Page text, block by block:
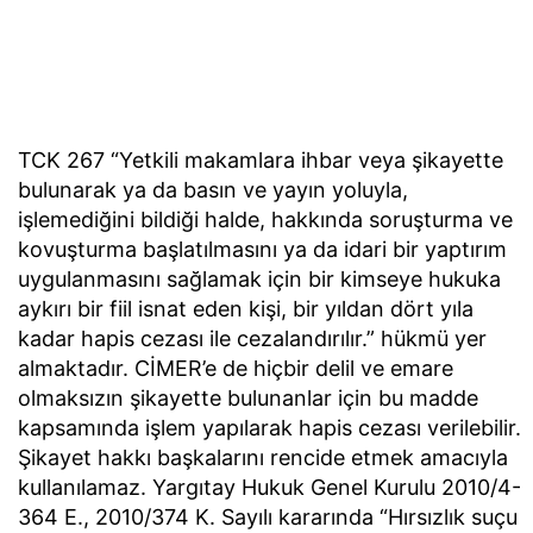
TCK 267 “Yetkili makamlara ihbar veya şikayette
bulunarak ya da basın ve yayın yoluyla,
işlemediğini bildiği halde, hakkında soruşturma ve
kovuşturma başlatılmasını ya da idari bir yaptırım
uygulanmasını sağlamak için bir kimseye hukuka
aykırı bir fiil isnat eden kişi, bir yıldan dört yıla
kadar hapis cezası ile cezalandırılır.” hükmü yer
almaktadır. CİMER’e de hiçbir delil ve emare
olmaksızın şikayette bulunanlar için bu madde
kapsamında işlem yapılarak hapis cezası verilebilir.
Şikayet hakkı başkalarını rencide etmek amacıyla
kullanılamaz. Yargıtay Hukuk Genel Kurulu 2010/4-
364 E., 2010/374 K. Sayılı kararında “Hırsızlık suçu